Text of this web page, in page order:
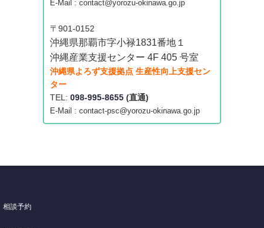
E-Mail : contact@yorozu-okinawa.go.jp
〒901-0152
沖縄県那覇市字小禄1831番地１
沖縄産業支援センター 4F 405 号室
沖縄県よろず支援拠点 生産性向上支援セン
ター
TEL: 098-995-8655 (直通)
E-Mail : contact-psc@yorozu-okinawa.go.jp
相談予約